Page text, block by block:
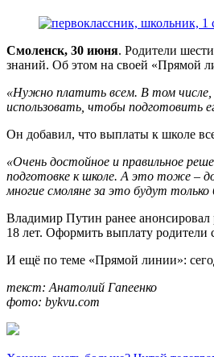
Смоленск, 30 июня. Родители
знаний. Об этом на своей «Прямой
«Нужно платить всем. В том числе,
использовать, чтобы подготовить
Он добавил, что выплаты к школе
«Очень достойное и правильное
подготовке к школе. А это тоже –
многие смоляне за это будут только
Владимир Путин ранее анонсировал
18 лет. Оформить выплату родители
И ещё по теме «Прямой линии»:
текст: Анатолий Гапеенко
фото: bykvu.com